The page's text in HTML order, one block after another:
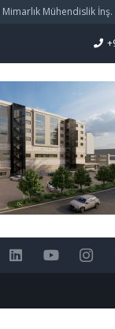
Mimarlık Mühendislik İnş.